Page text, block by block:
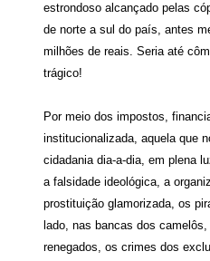
estrondoso alcançado pelas
de norte a sul do país, antes
milhões de reais. Seria até
trágico!
Por meio dos impostos,
institucionalizada, aquela que
cidadania dia-a-dia, em plena
a falsidade ideológica, a
prostituição glamorizada, os
lado, nas bancas dos
renegados, os crimes dos